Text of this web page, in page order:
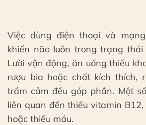
Việc dùng điện thoại và
khiến não luôn trong trạng
Lười vận động, ăn uống thiếu
rượu bia hoặc chất kích thích,
trầm cảm đều góp phần. Một
liên quan đến thiếu vitamin
hoặc thiếu máu.